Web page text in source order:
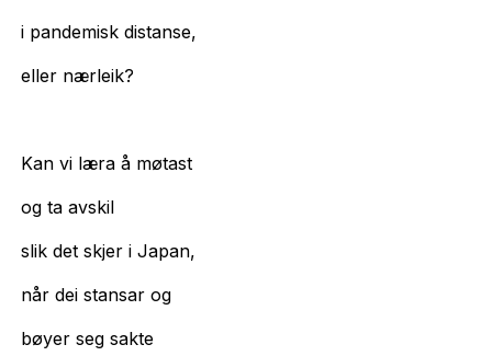
i pandemisk distanse,
eller nærleik?
Kan vi læra å møtast
og ta avskil
slik det skjer i Japan,
når dei stansar og
bøyer seg sakte